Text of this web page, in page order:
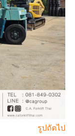
รูปถัดไป